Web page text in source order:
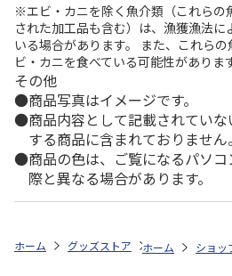
※エビ・カニを除く魚介類（これらの
された加工品も含む）は、漁獲漁法に
いる場合があります。 また、これら
ビ・カニを食べている可能性がありま
その他
商品写真はイメージです。
商品内容として記載されてい
する商品に含まれておりません。
商品の色は、ご覧になるパソ
際と異なる場合があります。
ホーム グッズストア スポーツ・スポ
ホーム ショッ